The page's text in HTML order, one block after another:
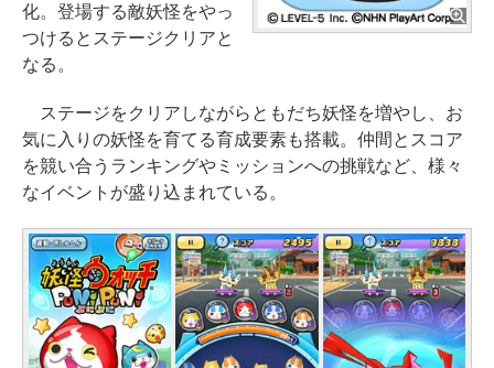
化。登場する敵妖怪をやっ
つけるとステージクリアと
なる。
ステージをクリアしながらともだち妖怪を増やし、お
気に入りの妖怪を育てる育成要素も搭載。仲間とスコア
を競い合うランキングやミッションへの挑戦など、様々
なイベントが盛り込まれている。